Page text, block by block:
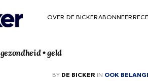
OVER DE BICKERABONNEER
• geld
BY DE BICKER IN OOK